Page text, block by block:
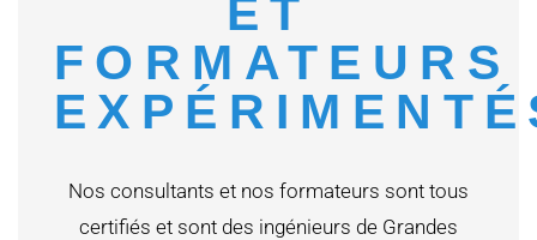
ET
FORMATEURS
Nos consultants et nos formateurs sont tous
certifiés et sont des ingénieurs de Grandes